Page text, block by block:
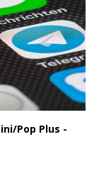
Pop Plus -